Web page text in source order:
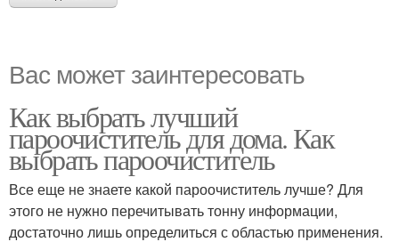
Вас может заинтересовать
Как выбрать лучший
пароочиститель для дома. Как
выбрать пароочиститель
Все еще не знаете какой пароочиститель лучше? Для
этого не нужно перечитывать тонну информации,
достаточно лишь определиться с областью применения.